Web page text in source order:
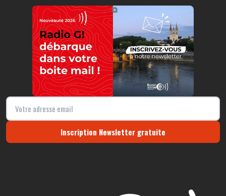
https://radio-g.fr?3302
⧉
Inscription Newsletter gratuite